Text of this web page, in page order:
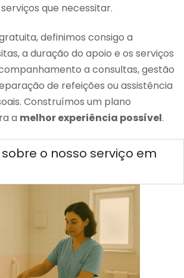
que necessitar.
definimos consigo a
a duração do apoio e os serviços
a consultas, gestão
de refeições ou assistência
Construímos um plano
a melhor experiência possível.
o nosso serviço em